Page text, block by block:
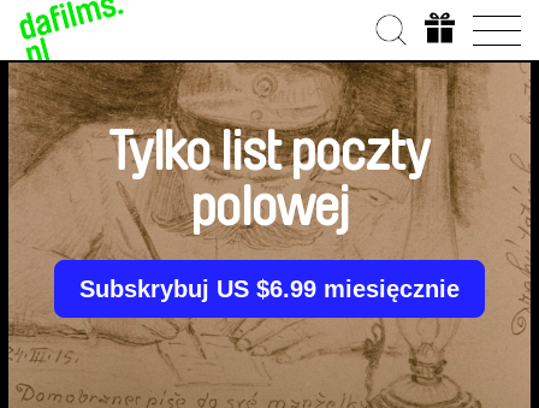
Tylko list poczty
polowej
Subskrybuj US $6.99 miesięcznie